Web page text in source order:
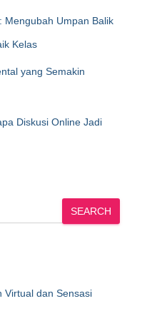
Mengubah Umpan Balik
Kelas
yang Semakin
Diskusi Online Jadi
SEARCH
Virtual dan Sensasi